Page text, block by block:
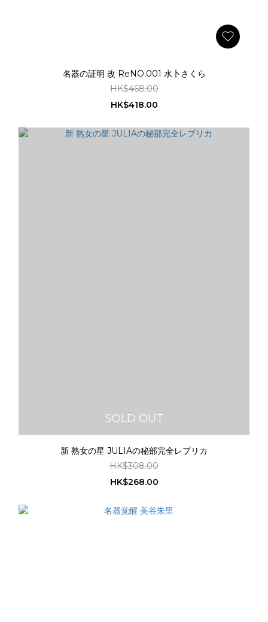
名器の証明 改 ReNO.001 水卜さくら
HK$468.00
HK$418.00
SOLD OUT
新 熟女の星 JULIAの秘部完全レプリカ
HK$308.00
HK$268.00